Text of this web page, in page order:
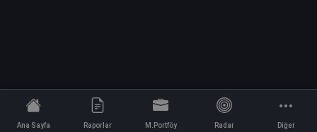
Ana Sayfa Raporlar M.Portföy Radar Diğer